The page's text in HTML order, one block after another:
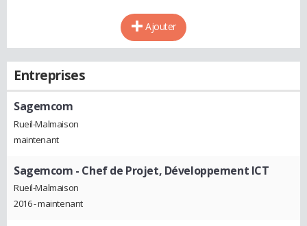
Ajouter
Entreprises
Sagemcom
Rueil-Malmaison
maintenant
Sagemcom - Chef de Projet, Développement ICT
Rueil-Malmaison
2016 - maintenant